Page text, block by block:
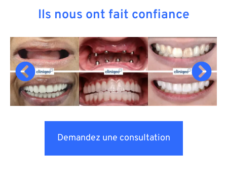
Ils nous ont fait confiance
Demandez une consultation